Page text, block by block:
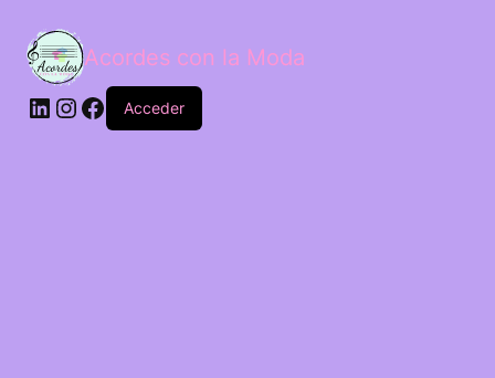
Acordes con la Moda
Acceder